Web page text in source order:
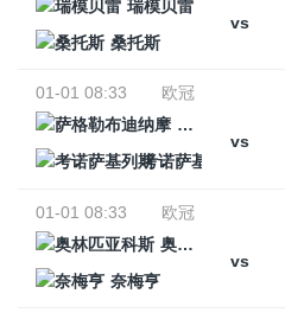
瑞模贝雷
vs
桑托斯
01-01 08:33
欧冠
萨格勒布迪纳摩
vs
考诺萨基列斯
01-01 08:33
欧冠
奥林匹亚科斯
vs
奈梅亨